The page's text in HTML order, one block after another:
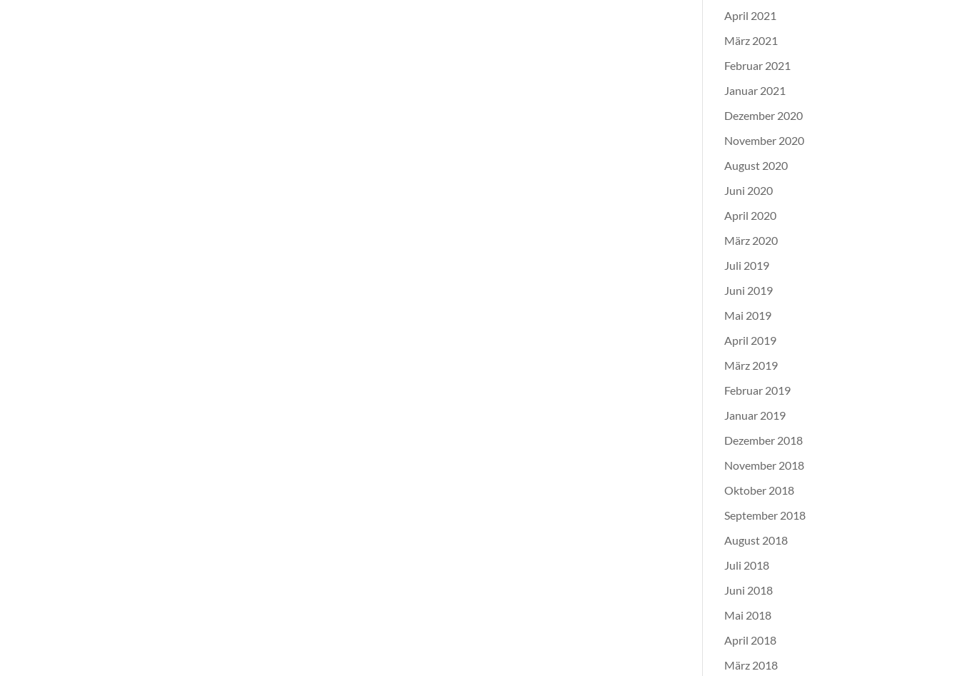
April 2021
März 2021
Februar 2021
Januar 2021
Dezember 2020
November 2020
August 2020
Juni 2020
April 2020
März 2020
Juli 2019
Juni 2019
Mai 2019
April 2019
März 2019
Februar 2019
Januar 2019
Dezember 2018
November 2018
Oktober 2018
September 2018
August 2018
Juli 2018
Juni 2018
Mai 2018
April 2018
März 2018